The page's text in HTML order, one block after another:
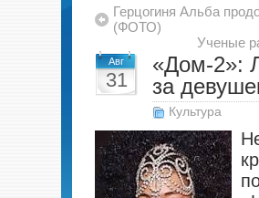
Герцогиня Альба
(ФОТО)
Ученые
Авг
31
«Дом-2»:
за
Культура